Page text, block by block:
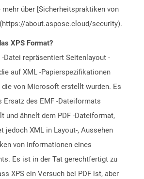
mehr über [Sicherheitspraktiken von
about.aspose.cloud/security).
XPS Format?
-Datei repräsentiert Seitenlayout -
auf XML -Papierspezifikationen
die von Microsoft erstellt wurden. Es
Ersatz des EMF -Dateiformats
und ähnelt dem PDF -Dateiformat,
jedoch XML in Layout-, Aussehen
von Informationen eines
Es ist in der Tat gerechtfertigt zu
XPS ein Versuch bei PDF ist, aber